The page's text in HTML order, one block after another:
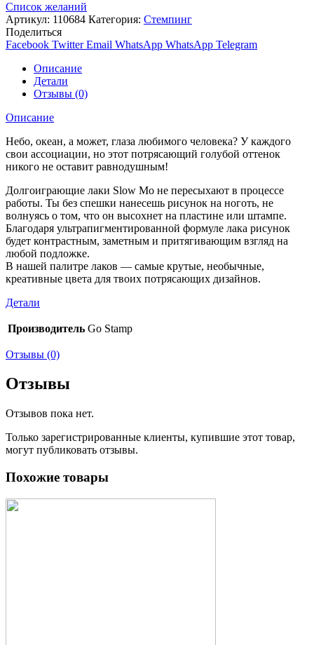
Список желаний
Артикул: 110684 Категория: Стемпинг
Поделиться
Facebook Twitter Email WhatsApp WhatsApp Telegram
Описание
Детали
Отзывы (0)
Описание
Небо, океан, а может, глаза любимого человека? У каждого
свои ассоциации, но этот потрясающий голубой оттенок
никого не оставит равнодушным!
Долгоиграющие лаки Slow Mo не пересыхают в процессе
работы. Ты без спешки нанесешь рисунок на ноготь, не
волнуясь о том, что он высохнет на пластине или штампе.
Благодаря ультрапигментированной формуле лака рисунок
будет контрастным, заметным и притягивающим взгляд на
любой подложке.
В нашей палитре лаков — самые крутые, необычные,
креативные цвета для твоих потрясающих дизайнов.
Детали
Производитель Go Stamp
Отзывы (0)
Отзывы
Отзывов пока нет.
Только зарегистрированные клиенты, купившие этот товар,
могут публиковать отзывы.
Похожие товары